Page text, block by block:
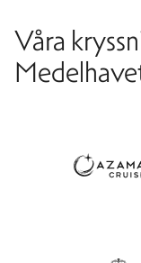
Våra